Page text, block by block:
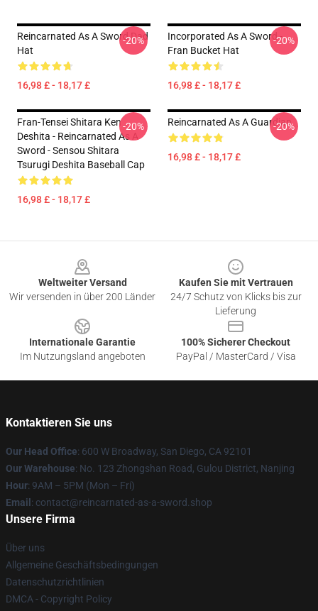
Reincarnated As A Sword Dad
Hat
16,98 £ - 18,17 £
-20%
Incorporated As A Sword -
Fran Bucket Hat
16,98 £ - 18,17 £
-20%
Fran-Tensei Shitara Ken
Deshita - Reincarnated As A
Sword - Sensou Shitara
Tsurugi Deshita Baseball Cap
16,98 £ - 18,17 £
-20% Reincarnated As A Guardian
16,98 £ - 18,17 £
-20%
Weltweiter Versand
Wir versenden in über 200 Länder
Kaufen Sie mit Vertrauen
24/7 Schutz von Klicks bis zur
Lieferung
Internationale Garantie
Im Nutzungsland angeboten
100% Sicherer Checkout
PayPal / MasterCard / Visa
Kontaktieren Sie uns
Our Head Office: 600 W Broadway, San Diego, CA 92101
Our Warehouse: No. 123 Zhongshan Road, Gulou District, Nanjing
Hour: 9AM – 5PM (Mon – Fri)
Email : contact@reincarnated-as-a-sword.shop
Unsere Firma
Über uns
Allgemeine Geschäftsbedingungen
Datenschutzrichtlinien
DMCA - Copyright Policy